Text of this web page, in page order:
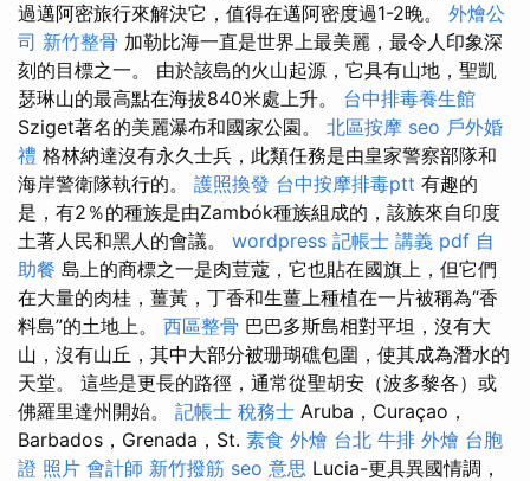
過邁阿密旅行來解決它，值得在邁阿密度過1-2晚。 外燴公
司 新竹整骨 加勒比海一直是世界上最美麗，最令人印象深
刻的目標之一。 由於該島的火山起源，它具有山地，聖凱
瑟琳山的最高點在海拔840米處上升。 台中排毒養生館
Sziget著名的美麗瀑布和國家公園。 北區按摩 seo 戶外婚
禮 格林納達沒有永久士兵，此類任務是由皇家警察部隊和
海岸警衛隊執行的。 護照換發 台中按摩排毒ptt 有趣的
是，有2％的種族是由Zambók種族組成的，該族來自印度
土著人民和黑人的會議。 wordpress 記帳士 講義 pdf 自
助餐 島上的商標之一是肉荳蔻，它也貼在國旗上，但它們
在大量的肉桂，薑黃，丁香和生薑上種植在一片被稱為“香
料島”的土地上。 西區整骨 巴巴多斯島相對平坦，沒有大
山，沒有山丘，其中大部分被珊瑚礁包圍，使其成為潛水的
天堂。 這些是更長的路徑，通常從聖胡安（波多黎各）或
佛羅里達州開始。 記帳士 稅務士 Aruba，Curaçao，
Barbados，Grenada，St. 素食 外燴 台北 牛排 外燴 台胞
證 照片 會計師 新竹撥筋 seo 意思 Lucia-更具異國情調，